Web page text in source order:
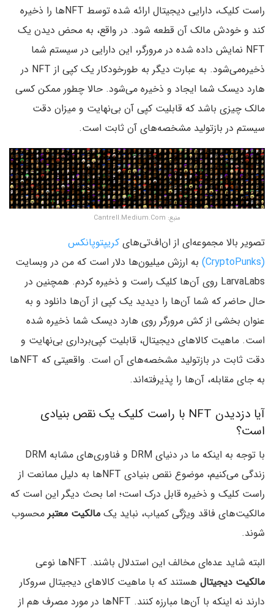
راست کلیک، دارایی دیجیتال ارائه شده توسط NFTها را ذخیره
کند و خودش مالک آن قطعه شود. در واقع، به محض دیدن یک
NFT نمایش داده شده در مرورگر، این دارایی در سیستم شما
ذخیره‌می‌شود. به عبارت دیگر به طورخودکار یک کپی از NFT در
هارد دیسک شما ایجاد و ذخیره می‌شود. حالا چطور ممکن کسی
مالک چیزی باشد که قابلیت کپی آن بی‌‌نهایت و میزان دقت
سیستم در بازتولید مشخصه‌های آن ثابت است.
منبع: Cantrell.Medium.Com
تصویر بالا مجموعه‌ای از ان‌اف‌تی‌های کریپتوپانکس
(CryptoPunks)
به ارزش میلیون‌ها دلار است که من در وبسایت
LarvaLabs روی آن‌ها کلیک راست و ذخیره کردم. همچنین در
حال حاضر که شما آن‌ها را دیدید یک کپی از آن‌ها دانلود و به
عنوان بخشی از کش مرورگر روی هارد دیسک شما ذخیره شده
است. ماهیت کالاهای دیجیتال، قابلیت کپی‌برداری بی‌نهایت و
دقت ثابت در بازتولید مشخصه‌های آن است. واقعیتی که NFTها
به جای مقابله، آن‌ها را پذیرفته‌اند.
آیا دزدیدن NFT با راست کلیک یک نقص بنیادی
است؟
با توجه به اینکه ما در دنیای DRM و فناوری‌های مشابه DRM
زندگی می‌کنیم، موضوع نقص بنیادی NFTها به دلیل ممانعت از
راست کلیک و ذخیره قابل درک است؛ اما بحث دیگر این است که
مالکیت‌های فاقد ویژگی کمیاب، نباید یک مالکیت معتبر محسوب
شوند.
البته شاید عده‌ای مخالف این استدلال باشند. NFTها نوعی
مالکیت دیجیتال هستند که با ماهیت کالاهای دیجیتال سروکار
دارند نه اینکه با آن‌ها مبارزه کنند. NFTها در مورد مصرف هم از